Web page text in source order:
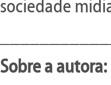
sociedade
Sobre a autora: